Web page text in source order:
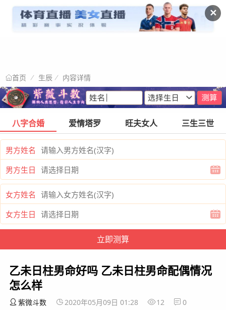
✕
首页 生辰 内容详情
八字合婚 爱情塔罗 旺夫女人 三生三世
男方姓名
男方生日
女方姓名
女方生日
乙未日柱男命好吗 乙未日柱男命配偶情况
怎么样
紫微斗数 2020年05月09日 01:28 12 0